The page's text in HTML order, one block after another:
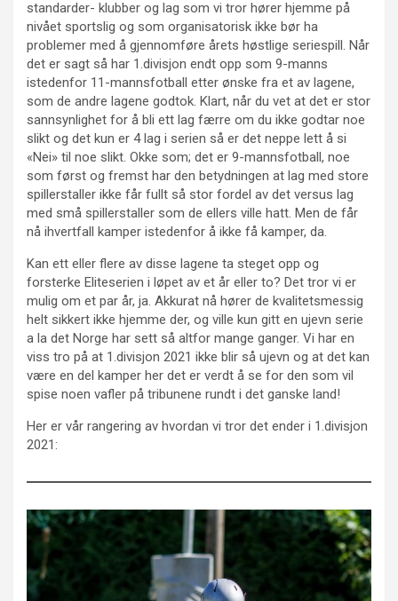
standarder- klubber og lag som vi tror hører hjemme på
nivået sportslig og som organisatorisk ikke bør ha
problemer med å gjennomføre årets høstlige seriespill. Når
det er sagt så har 1.divisjon endt opp som 9-manns
istedenfor 11-mannsfotball etter ønske fra et av lagene,
som de andre lagene godtok. Klart, når du vet at det er stor
sannsynlighet for å bli ett lag færre om du ikke godtar noe
slikt og det kun er 4 lag i serien så er det neppe lett å si
«Nei» til noe slikt. Okke som; det er 9-mannsfotball, noe
som først og fremst har den betydningen at lag med store
spillerstaller ikke får fullt så stor fordel av det versus lag
med små spillerstaller som de ellers ville hatt. Men de får
nå ihvertfall kamper istedenfor å ikke få kamper, da.
Kan ett eller flere av disse lagene ta steget opp og
forsterke Eliteserien i løpet av et år eller to? Det tror vi er
mulig om et par år, ja. Akkurat nå hører de kvalitetsmessig
helt sikkert ikke hjemme der, og ville kun gitt en ujevn serie
a la det Norge har sett så altfor mange ganger. Vi har en
viss tro på at 1.divisjon 2021 ikke blir så ujevn og at det kan
være en del kamper her det er verdt å se for den som vil
spise noen vafler på tribunene rundt i det ganske land!
Her er vår rangering av hvordan vi tror det ender i 1.divisjon
2021: